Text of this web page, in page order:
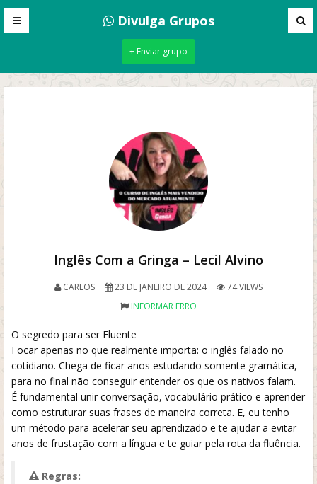
Divulga Grupos
+ Enviar grupo
Inglês Com a Gringa – Lecil Alvino
CARLOS 23 DE JANEIRO DE 2024
74 VIEWS
INFORMAR ERRO
O segredo para ser Fluente
Focar apenas no que realmente importa: o inglês falado no
cotidiano. Chega de ficar anos estudando somente gramática,
para no final não conseguir entender os que os nativos falam.
É fundamental unir conversação, vocabulário prático e aprender
como estruturar suas frases de maneira correta. E, eu tenho
um método para acelerar seu aprendizado e te ajudar a evitar
anos de frustação com a língua e te guiar pela rota da fluência.
Regras: